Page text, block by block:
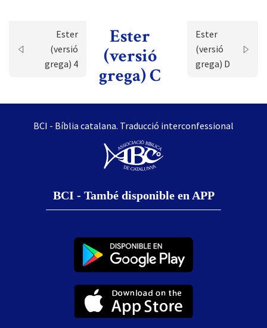
Ester
(versió
grega) 4
Ester
(versió
grega) C
Ester
(versió
grega) D
BCI - Bíblia catalana. Traducció interconfessional
BCI - També disponible en APP